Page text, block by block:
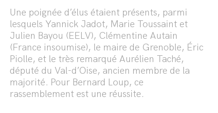
Une poignée d’élus étaient présents, parmi
lesquels Yannick Jadot, Marie Toussaint et
Julien Bayou (EELV), Clémentine Autain
(France insoumise), le maire de Grenoble, Éric
Piolle, et le très remarqué Aurélien Taché,
député du Val-d’Oise, ancien membre de la
majorité. Pour Bernard Loup, ce
rassemblement est une réussite.